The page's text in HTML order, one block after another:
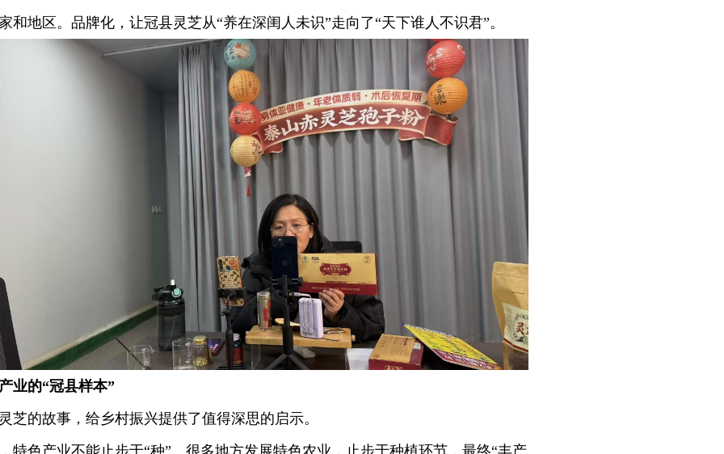
和地区。品牌化，让冠县灵芝从“养在深闺人未识”走向了“天下谁人不识君”。
业的“冠县样本”
故事，给乡村振兴提供了值得深思的启示。